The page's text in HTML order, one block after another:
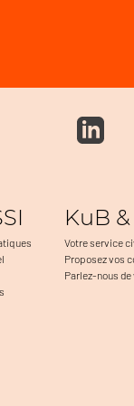
KuB
Votre service
Proposez vos
Parlez-nous de